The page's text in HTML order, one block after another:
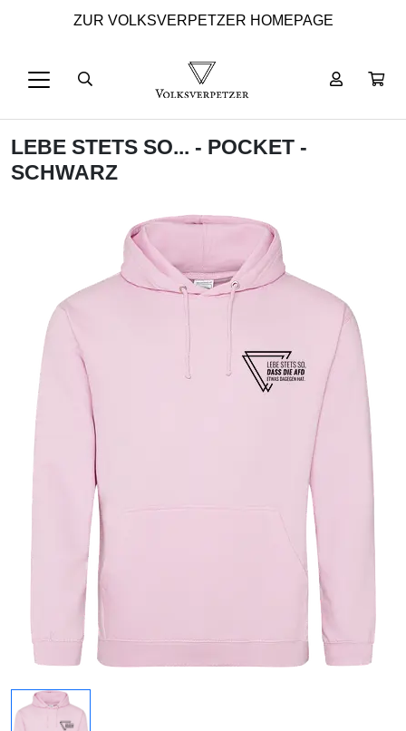
ZUR VOLKSVERPETZER HOMEPAGE
LEBE STETS SO... - POCKET -
SCHWARZ